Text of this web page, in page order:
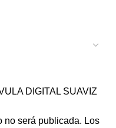
DIGITAL SUAVIZ
no será publicada. Los